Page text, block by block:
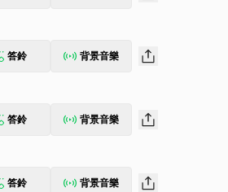
答鈴 背景音樂
答鈴 背景音樂
答鈴 背景音樂